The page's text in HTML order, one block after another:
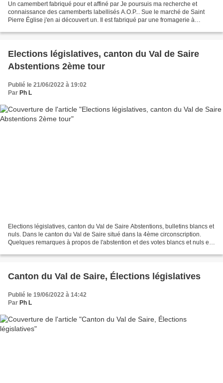
Un camembert fabriqué pour et affiné par Je poursuis ma recherche et
connaissance des camemberts labellisés A.O.P... Sue le marché de Saint
Pierre Église j'en ai découvert un. Il est fabriqué par une fromagerie à
Elections législatives, canton du Val de Saire
Abstentions 2ème tour
Publié le 21/06/2022 à 19:02
Par Ph L
Elections législatives, canton du Val de Saire Abstentions, bulletins blancs et
nuls. Dans le canton du Val de Saire situé dans la 4ème circonscription.
Quelques remarques à propos de l'abstention et des votes blancs et nuls en
Canton du Val de Saire, Élections législatives
Publié le 19/06/2022 à 14:42
Par Ph L